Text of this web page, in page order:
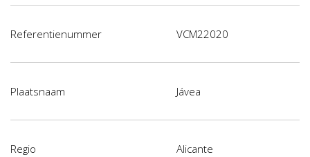
Referentienummer VCM22020
Plaatsnaam Jávea
Regio Alicante